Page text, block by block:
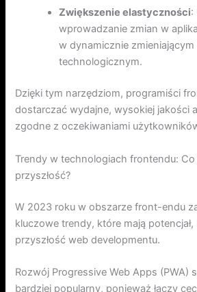
Zwiększenie elastyczności:
wprowadzanie zmian w
w dynamicznie
technologicznym.
Dzięki tym narzędziom, programiści
dostarczać wydajne, wysokiej jakości
zgodne z oczekiwaniami
Trendy w technologiach frontendu:
przyszłość?
W 2023 roku w obszarze front-endu
kluczowe trendy, które mają
przyszłość web developmentu.
Rozwój Progressive Web Apps (PWA)
bardziej popularny, ponieważ łączy